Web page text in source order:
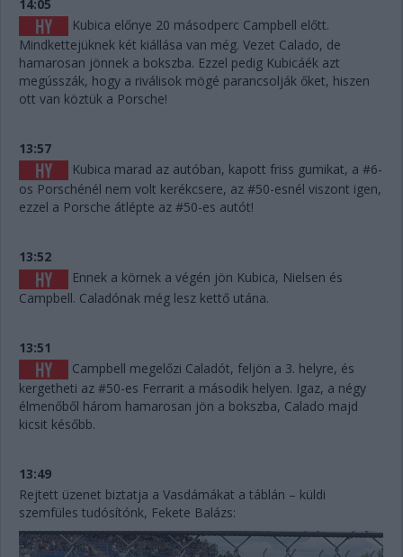
14:05
Kubica előnye 20 másodperc Campbell előtt.
Mindkettejüknek két kiállása van még. Vezet Calado, de
hamarosan jönnek a bokszba. Ezzel pedig Kubicáék azt
megússzák, hogy a riválisok mögé parancsolják őket, hiszen
ott van köztük a Porsche!
13:57
Kubica marad az autóban, kapott friss gumikat, a #6-
os Porschénél nem volt kerékcsere, az #50-esnél viszont igen,
ezzel a Porsche átlépte az #50-es autót!
13:52
Ennek a körnek a végén jön Kubica, Nielsen és
Campbell. Caladónak még lesz kettő utána.
13:51
Campbell megelőzi Caladót, feljön a 3. helyre, és
kergetheti az #50-es Ferrarit a második helyen. Igaz, a négy
élmenőből három hamarosan jön a bokszba, Calado majd
kicsit később.
13:49
Rejtett üzenet biztatja a Vasdámákat a táblán – küldi
szemfüles tudósítónk, Fekete Balázs: